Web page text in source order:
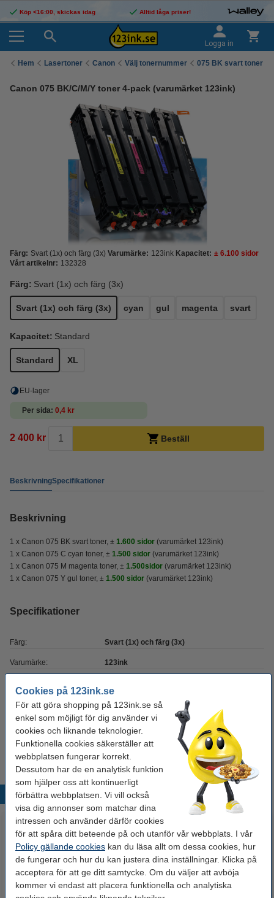
Cookies på 123ink.se
För att göra shopping på 123ink.se så
enkel som möjligt för dig använder vi
cookies och liknande teknologier.
Funktionella cookies säkerställer att
webbplatsen fungerar korrekt.
Dessutom har de en analytisk funktion
som hjälper oss att kontinuerligt
förbättra webbplatsen. Vi vill också
visa dig annonser som matchar dina
intressen och använder därför cookies
för att spåra ditt beteende på och utanför vår webbplats. I vår
Policy gällande cookies kan du läsa allt om dessa cookies, hur
de fungerar och hur du kan justera dina inställningar. Klicka på
acceptera för att ge ditt samtycke. Om du väljer att avböja
kommer vi endast att placera funktionella och analytiska
Köp <16:00, skickas idag Alltid låga priser!
Logga in
Hem Lasertoner Canon Välj tonernummer 075 BK svart toner
Canon 075 BK/C/M/Y toner 4-pack (varumärket 123ink)
Färg: Svart (1x) och färg (3x) Varumärke: 123ink Kapacitet: ± 6.100 sidor
Vårt artikelnr: 132328
Färg: Svart (1x) och färg (3x)
Svart (1x) och färg (3x) cyan gul magenta svart
Kapacitet: Standard
Standard XL
EU-lager
Per sida 0,4 kr
2 400 kr Beställ
BeskrivningSpecifikationer
Beskrivning
1 x Canon 075 BK svart toner, ± 1.600 sidor (varumärket 123ink)
1 x Canon 075 C cyan toner, ± 1.500 sidor (varumärket 123ink)
1 x Canon 075 M magenta toner, ± 1.500sidor (varumärket 123ink)
1 x Canon 075 Y gul toner, ± 1.500 sidor (varumärket 123ink)
Specifikationer
Färg: Svart (1x) och färg (3x)
Varumärke: 123ink
Vårt artikelnr: 132328
Tips
Vi råder er att beställa denna produkt istället för originalprodukten!
Populära produkter